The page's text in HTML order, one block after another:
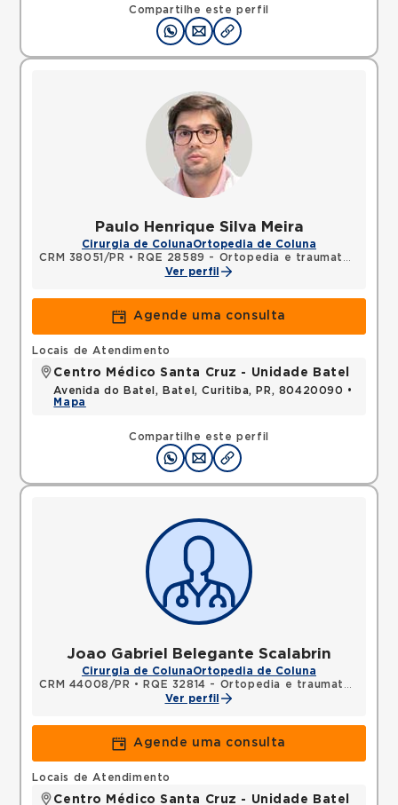
Compartilhe este perfil
Paulo Henrique Silva Meira
Cirurgia de ColunaOrtopedia de Coluna
CRM 38051/PR •
RQE 28589 - Ortopedia e traumatologia
Ver perfil
Agende uma consulta
Compartilhe este perfil
Locais de Atendimento
Centro Médico Santa Cruz - Unidade Batel
Avenida do Batel, Batel, Curitiba, PR, 80420090 •
Mapa
Joao Gabriel Belegante Scalabrin
Cirurgia de ColunaOrtopedia de Coluna
CRM 44008/PR •
RQE 32814 - Ortopedia e traumatologia
Ver perfil
Agende uma consulta
Locais de Atendimento
Centro Médico Santa Cruz - Unidade Batel